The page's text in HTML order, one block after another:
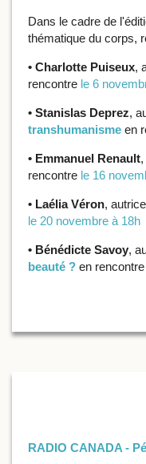
Dans le cadre de
thématique du corps,
• Charlotte Puiseux,
rencontre le 6
• Stanislas Deprez,
transhumanisme en
• Emmanuel Renault
rencontre le 16
• Laélia Véron,
le 20 novembre à 18h
• Bénédicte Savoy,
beauté ? en rencontre
RADIO CANADA -